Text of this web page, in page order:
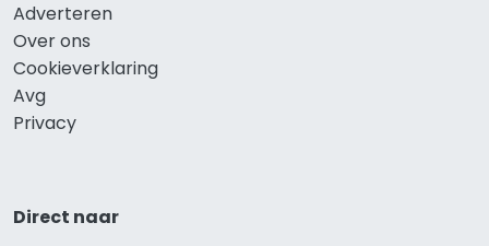
Adverteren
Over ons
Cookieverklaring
Avg
Privacy
Direct naar